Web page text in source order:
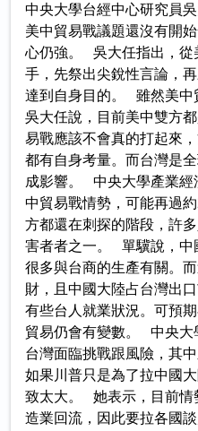
中央大學台經中心研究員
美中貿易戰議題還沒有開
心仍強。 吳大任指出，從
手，先祭出尖銳性言論，
達到自身目的。 雖然美中
吳大任說，目前美中雙方
易戰應該不會真的打起來
都有自身考量。而台灣是
成影響。 中央大學產業經
中貿易戰情勢，可能再過
方都還在刺探的階段，許
害者者之一。 單驥說，中
很多與台商的生產有關。
財，且中國大陸占台灣出
有些台人就業狀況。可預
貿易仍會有變數。 中央大
台灣面臨挑戰跟風險，其
如果川普只是為了拉中國
致太大。 她表示，目前情
造業回流，因此要拉各國